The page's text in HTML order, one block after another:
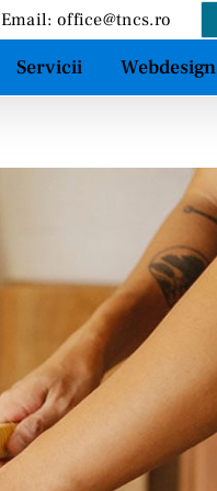
Email: office@tncs.ro
Servicii Webdesign